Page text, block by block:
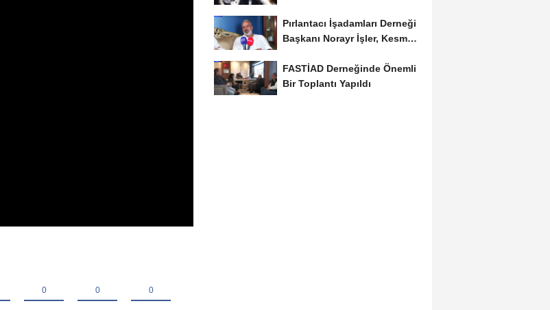
Pırlantacı İşadamları Derneği
Başkanı Norayr İşler, Kesme
FASTİAD Derneğinde Önemli
Bir Toplantı Yapıldı